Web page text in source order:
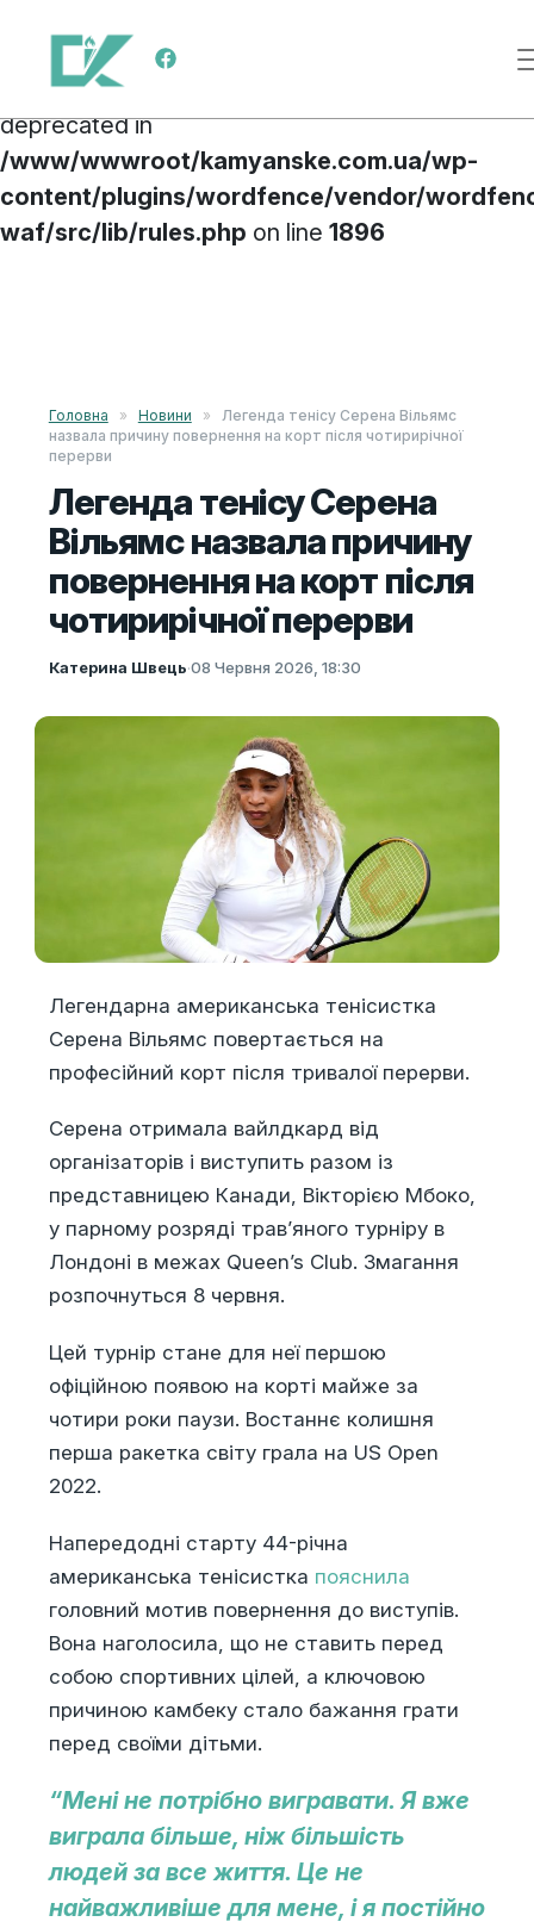
Deprecated
: preg_replace(): Passing null to
parameter #3 ($subject) of type array|string is
deprecated in
/www/wwwroot/kamyanske.com.ua/wp-
content/plugins/wordfence/vendor/
waf/src/lib/rules.php on line 1896
Main Navigation
Головна » Новини »
Легенда тенісу Серена Вільямс
назвала причину повернення на корт після чотирирічної
перерви
Легенда тенісу Серена
Вільямс назвала причину
повернення на корт після
чотирирічної перерви
Катерина Швець·08 Червня 2026, 18:30
Легендарна американська тенісистка
Серена Вільямс повертається на
професійний корт після тривалої перерви.
Серена отримала вайлдкард від
організаторів і виступить разом із
представницею Канади, Вікторією Мбоко,
у парному розряді трав’яного турніру в
Лондоні в межах Queen’s Club. Змагання
розпочнуться 8 червня.
Цей турнір стане для неї першою
офіційною появою на корті майже за
чотири роки паузи. Востаннє колишня
перша ракетка світу грала на US Open
2022.
Напередодні старту 44-річна
американська тенісистка пояснила
головний мотив повернення до виступів.
Вона наголосила, що не ставить перед
собою спортивних цілей, а ключовою
причиною камбеку стало бажання грати
перед своїми дітьми.
“Мені не потрібно вигравати. Я вже
виграла більше, ніж більшість
людей за все життя. Це не
найважливіше для мене, і я постійно